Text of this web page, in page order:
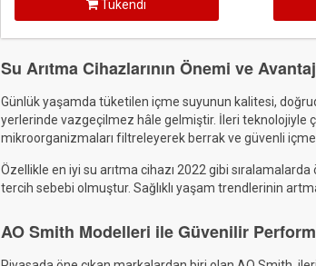
Tükendi
Su Arıtma Cihazlarının Önemi ve
Günlük yaşamda tüketilen içme suyunun kalitesi,
yerlerinde vazgeçilmez hâle gelmiştir. İleri teknolojiyle
mikroorganizmaları filtreleyerek berrak ve güvenli içme
Özellikle en iyi su arıtma cihazı 2022 gibi
tercih sebebi olmuştur. Sağlıklı yaşam trendlerinin
AO Smith Modelleri ile Güvenilir